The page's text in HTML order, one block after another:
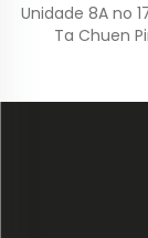
Unidade 8A no
Ta Chuen